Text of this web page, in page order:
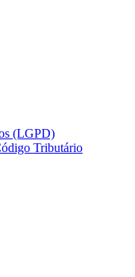
(LGPD)
Tributário